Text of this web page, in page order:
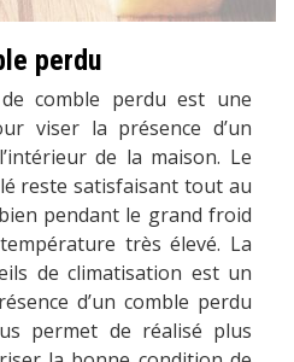
perdu
comble perdu est une
viser la présence d’un
de la maison. Le
reste satisfaisant tout au
pendant le grand froid
très élevé. La
de climatisation est un
d’un comble perdu
permet de réalisé plus